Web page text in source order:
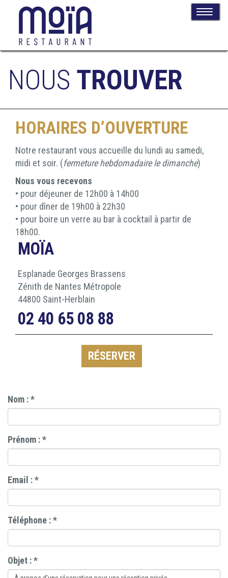
T
g
NOUS TROUVER
HORAIRES D’OUVERTURE
Notre restaurant vous accueille du lundi au samedi,
midi et soir. (fermeture hebdomadaire le dimanche)
Nous vous recevons
• pour déjeuner de 12h00 à 14h00
• pour dîner de 19h00 à 22h30
• pour boire un verre au bar à cocktail à partir de
18h00.
MOÏA
Esplanade Georges Brassens
Zénith de Nantes Métropole
44800 Saint-Herblain
02 40 65 08 88
RÉSERVER
Nom :*
Prénom :*
Email :*
Téléphone :*
Objet :*